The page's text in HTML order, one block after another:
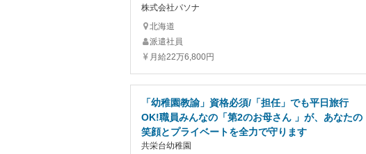
株式会社パソナ
北海道
派遣社員
月給22万6,800円
「幼稚園教諭」資格必須/「担任」でも平日旅行
OK!職員みんなの「第2のお母さん 」が、あなたの
笑顔とプライベートを全力で守ります
共栄台幼稚園